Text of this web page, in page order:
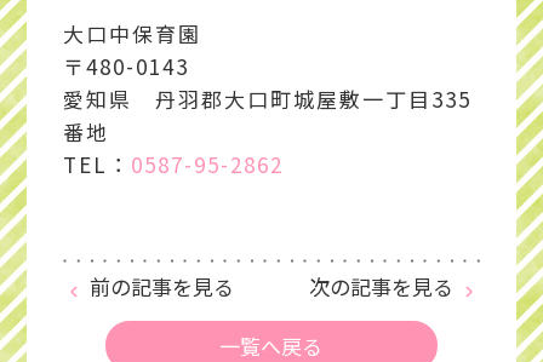
大口中保育園
〒480-0143
愛知県 丹羽郡大口町城屋敷一丁目335
番地
TEL： 0587-95-2862
keyboard_arrow_left 前の記事を見る 次の記事を見る keyboard_arrow_right
一覧へ戻る